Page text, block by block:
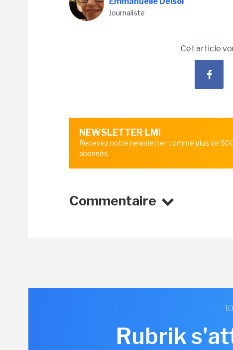
Journaliste
Cet article
NEWSLETTER LMI
Recevez notre newsletter comme plus de
abonnés
Commentaire
Rubrik